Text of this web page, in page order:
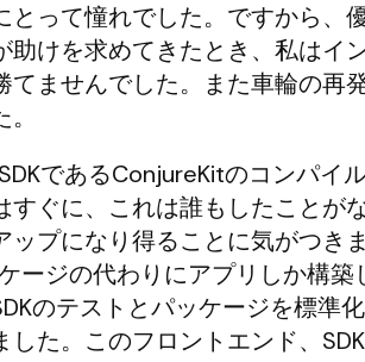
とって憧れでした。ですから、
助けを求めてきたとき、私はイ
てませんでした。また車輪の再
であるConjureKitのコンパイ
すぐに、これは誰もしたことが
ップになり得ることに気がつき
ージの代わりにアプリしか構
のテストとパッケージを標準
した。このフロントエンド、